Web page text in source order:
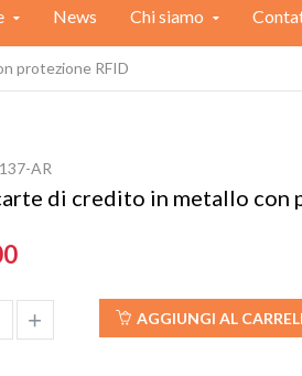
News Chi siamo
protezione RFID
AR
di credito in metallo con
+ AGGIUNGI AL